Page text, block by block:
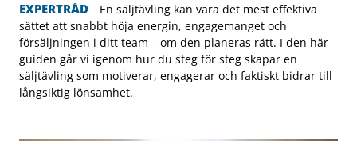
EXPERTRÅD
En säljtävling kan vara det mest effektiva
sättet att snabbt höja energin, engagemanget och
försäljningen i ditt team – om den planeras rätt. I den här
guiden går vi igenom hur du steg för steg skapar en
säljtävling som motiverar, engagerar och faktiskt bidrar till
långsiktig lönsamhet.